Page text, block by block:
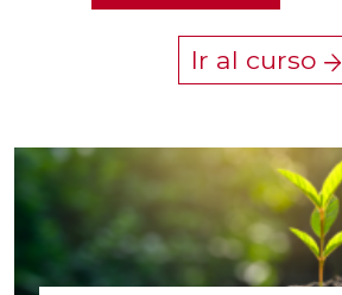
Ir al curso